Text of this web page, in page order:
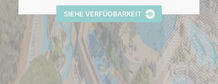
SIEHE VERFÜGBARKEIT